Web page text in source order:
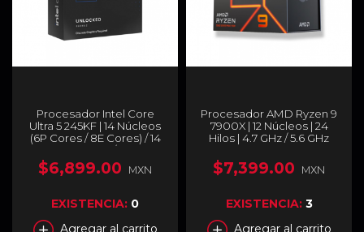
Procesador Intel Core
Ultra 5 245KF | 14 Núcleos
(6P Cores / 8E Cores) / 14
Hilos | 3.6 GHz / 5.2Ghz
(Máx) | 24 MB Intel Smart
Cache | LGA1851 |
Video) | BX80768245KF
$6,899.00 MXN
EXISTENCIA: 0
Agregar al carrito
Procesador AMD Ryzen 9
7900X | 12 Núcleos | 24
Hilos | 4.7 GHz / 5.6 GHz
Graphics | 100-
100000589WOF
$7,399.00 MXN
EXISTENCIA: 3
Agregar al carrito